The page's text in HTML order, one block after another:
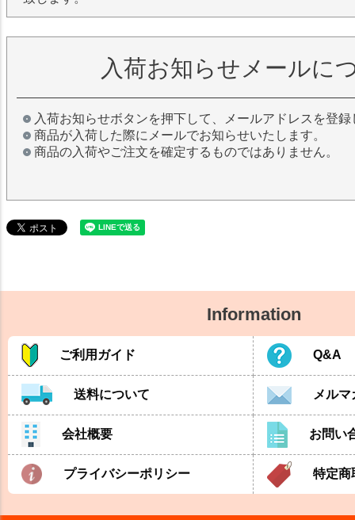
入荷お知らせメールに
入荷お知らせボタンを押下して、メールアドレスを登
商品が入荷した際にメールでお知らせいたします。
商品の入荷やご注文を確定するものではありません。
Information
ご利用ガイド Q&A
送料について メル
会社概要 お問い
プライバシーポリシー 特定商